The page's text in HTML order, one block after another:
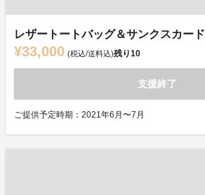
レザートートバッグ＆サンクスカード
¥33,000 (税込/送料込)残り10
支援終了
ご提供予定時期：2021年6月〜7月